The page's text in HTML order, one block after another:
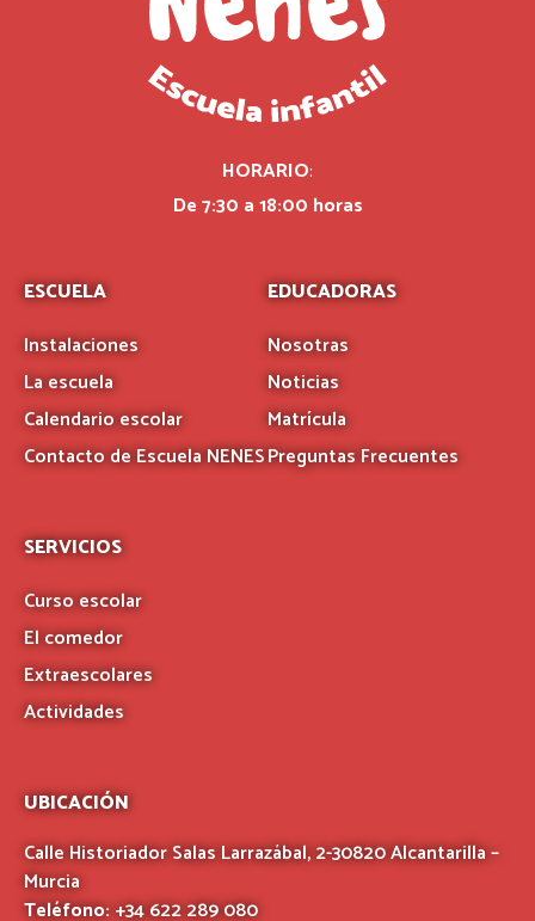
HORARIO:
De 7:30 a 18:00 horas
ESCUELA
Instalaciones
La escuela
Calendario escolar
Contacto de Escuela NENES
EDUCADORAS
Nosotras
Noticias
Matrícula
Preguntas Frecuentes
SERVICIOS
Curso escolar
El comedor
Extraescolares
Actividades
UBICACIÓN
Calle Historiador Salas Larrazábal, 2-30820 Alcantarilla –
Murcia
Teléfono:+34 622 289 080